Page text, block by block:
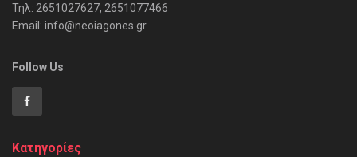
Τηλ: 2651027627, 2651077466
Email: info@neoiagones.gr
Follow Us
Κατηγορίες